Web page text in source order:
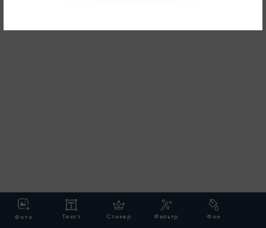
Фото Текст Стикер Фильтр Фон